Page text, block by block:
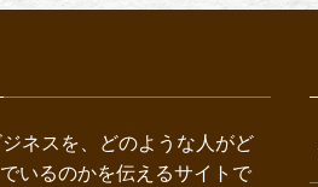
ネスを、どのような人がど
いるのかを伝えるサイトで